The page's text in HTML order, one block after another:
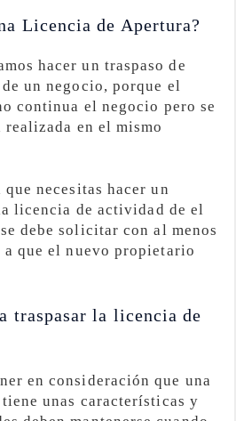
Licencia de Apertura?
hacer un traspaso de
un negocio, porque el
continua el negocio pero se
en el mismo
necesitas hacer un
licencia de actividad de el
debe solicitar con al menos
que el nuevo propietario
traspasar la licencia de
en consideración que una
tiene unas características y